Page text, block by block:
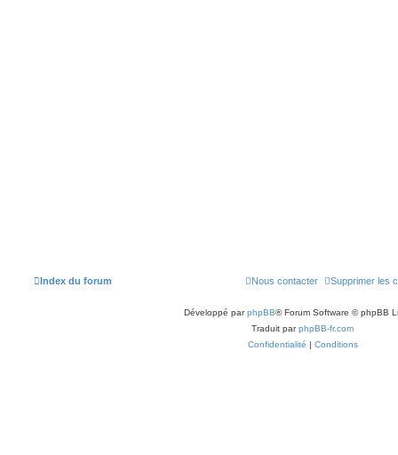
Index du forum Supprimer les
Nous contacter
Développé parphpBB® Forum Software © phpBB
Traduit parphpBB-fr.com
Confidentialité | Conditions